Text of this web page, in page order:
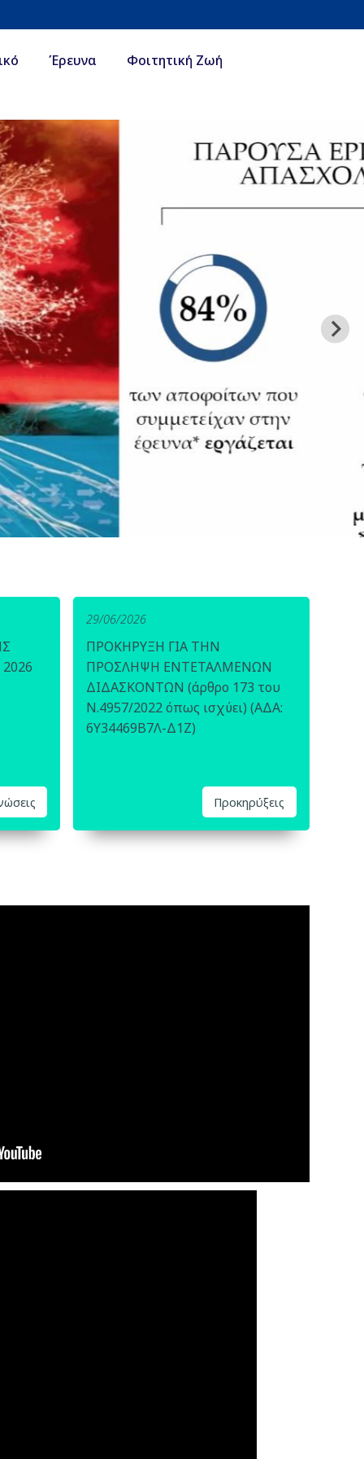
Έρευνα
Φοιτητική Ζωή
29/06/2026
ΠΡΟΚΗΡΥΞΗ ΓΙΑ ΤΗΝ
ΠΡΟΣΛΗΨΗ ΕΝΤΕΤΑΛΜΕΝΩΝ
ΔΙΔΑΣΚΟΝΤΩΝ (άρθρο 173 του
Ν.4957/2022 όπως ισχύει) (ΑΔΑ:
6Υ34469Β7Λ-Δ1Ζ)
Προκηρύξεις